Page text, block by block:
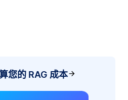
您的 RAG 成本